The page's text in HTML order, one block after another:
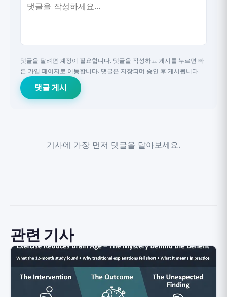
댓글을 달려면 계정이 필요합니다. 댓글을 작성하고 게시를 누르면 빠
른 가입 페이지로 이동합니다. 댓글은 저장되며 승인 후 게시됩니다.
댓글 게시
기사에 가장 먼저 댓글을 달아보세요.
관련 기사